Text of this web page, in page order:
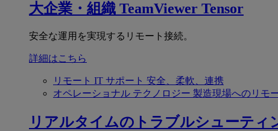
大企業・組織 TeamViewer Tensor
安全な運用を実現するリモート接続。
詳細はこちら
リモート IT サポート 安全、柔軟、連携
オペレーショナル テクノロジー 製造現場へのリモ
リアルタイムのトラブルシューティ